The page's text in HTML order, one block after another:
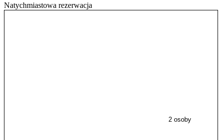
Natychmiastowa rezerwacja
2 osoby